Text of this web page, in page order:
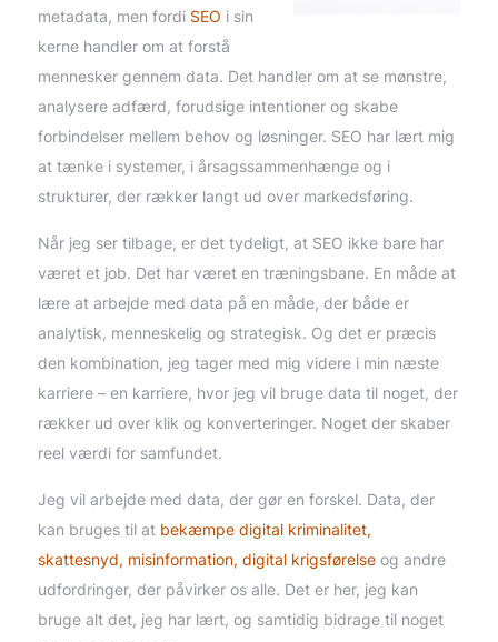
metadata, men fordi SEO i sin
kerne handler om at forstå
mennesker gennem data. Det handler om at se mønstre,
analysere adfærd, forudsige intentioner og skabe
forbindelser mellem behov og løsninger. SEO har lært mig
at tænke i systemer, i årsagssammenhænge og i
strukturer, der rækker langt ud over markedsføring.
Når jeg ser tilbage, er det tydeligt, at SEO ikke bare har
været et job. Det har været en træningsbane. En måde at
lære at arbejde med data på en måde, der både er
analytisk, menneskelig og strategisk. Og det er præcis
den kombination, jeg tager med mig videre i min næste
karriere – en karriere, hvor jeg vil bruge data til noget, der
rækker ud over klik og konverteringer. Noget der skaber
reel værdi for samfundet.
Jeg vil arbejde med data, der gør en forskel. Data, der
kan bruges til at bekæmpe digital kriminalitet,
skattesnyd, misinformation, digital krigsførelse og andre
udfordringer, der påvirker os alle. Det er her, jeg kan
bruge alt det, jeg har lært, og samtidig bidrage til noget